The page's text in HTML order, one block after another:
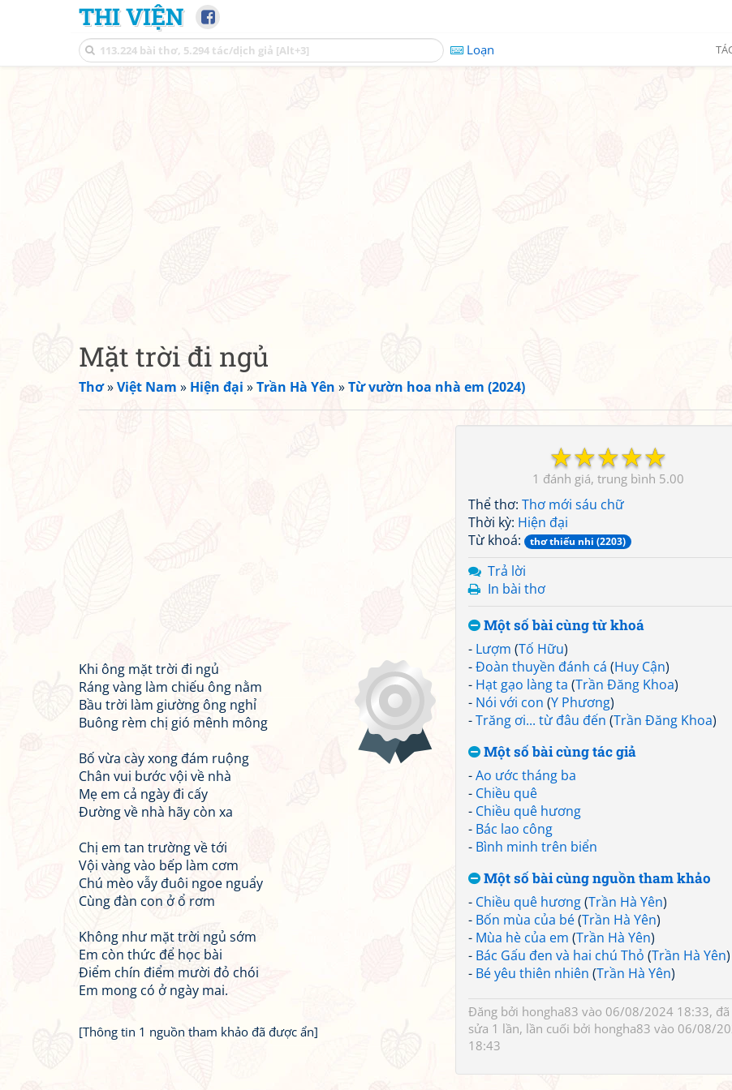
THI VIỆN
Loạn
Mặt trời đi ngủ
Thơ»Việt Nam » Hiện đại »Trần Hà Yên »Từ vườn hoa nhà em (2024)
☆
☆
☆
☆
☆
1 5.00
Thể thơ: Thơ mới sáu chữ
Thời kỳ: Hiện đại
Từ khoá:
thơ thiếu nhi (2203)
Trả lời
In bài thơ
Một số bài cùng từ khoá
- Lượm (Tố Hữu)
-Đoàn thuyền đánh cá (Huy Cận)
- Hạt gạo làng ta (Trần Đăng Khoa)
- Nói với con (Y Phương)
-Trăng ơi... từ đâu đến (Trần Đăng Khoa)
Một số bài cùng tác giả
-Ao ước tháng ba
- Chiều quê
- Chiều quê hương
- Bác lao công
- Bình minh trên biển
Một số bài cùng nguồn tham khảo
- Chiều quê hương(Trần Hà Yên)
- Bốn mùa của bé(Trần Hà Yên)
- Mùa hè của em (Trần Hà Yên)
- Bác Gấu đen và hai chú Thỏ (Trần Hà Yên)
- Bé yêu thiên nhiên (Trần Hà Yên)
Đăng bởi hongha83 vào 06/08/2024 18:33, đã
sửa 1 lần, lần cuối bởi hongha83 vào 06/08/
18:43
Khi ông mặt trời đi ngủ
Ráng vàng làm chiếu ông nằm
Bầu trời làm giường ông nghỉ
Buông rèm chị gió mênh mông
Bố vừa cày xong đám ruộng
Chân vui bước vội về nhà
Mẹ em cả ngày đi cấy
Đường về nhà hãy còn xa
Chị em tan trường về tới
Vội vàng vào bếp làm cơm
Chú mèo vẫy đuôi ngoe nguẩy
Cùng đàn con ở ổ rơm
Không như mặt trời ngủ sớm
Em còn thức để học bài
Điểm chín điểm mười đỏ chói
Em mong có ở ngày mai.
[Thông tin 1 nguồn tham khảo đã được ẩn]